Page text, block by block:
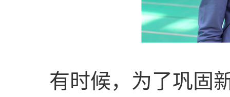
有时候，为了巩固